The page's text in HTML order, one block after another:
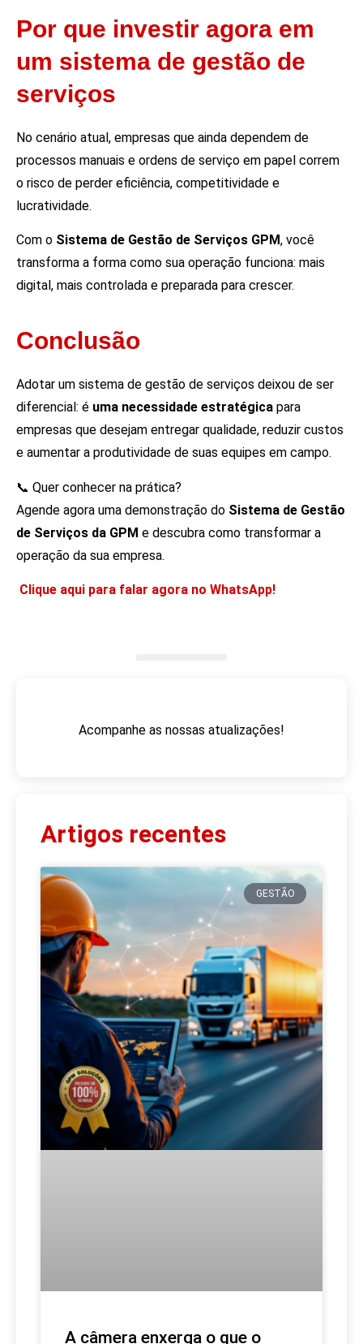
Por que investir agora em
um sistema de gestão de
serviços
No cenário atual, empresas que ainda dependem de
processos manuais e ordens de serviço em papel correm
o risco de perder eficiência, competitividade e
lucratividade.
Com o Sistema de Gestão de Serviços GPM, você
transforma a forma como sua operação funciona: mais
digital, mais controlada e preparada para crescer.
Conclusão
Adotar um sistema de gestão de serviços deixou de ser
diferencial: é uma necessidade estratégica para
empresas que desejam entregar qualidade, reduzir custos
e aumentar a produtividade de suas equipes em campo.
📞 Quer conhecer na prática?
Agende agora uma demonstração do Sistema de Gestão
de Serviços da GPM e descubra como transformar a
operação da sua empresa.
Clique aqui para falar agora no WhatsApp!
Acompanhe as nossas atualizações!
Artigos recentes
GESTÃO
A câmera enxerga o que o